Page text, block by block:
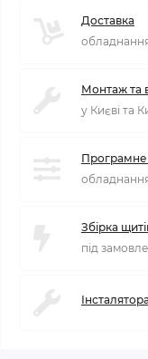
Доставка
Монтаж та
у Києві та
Збірка
під